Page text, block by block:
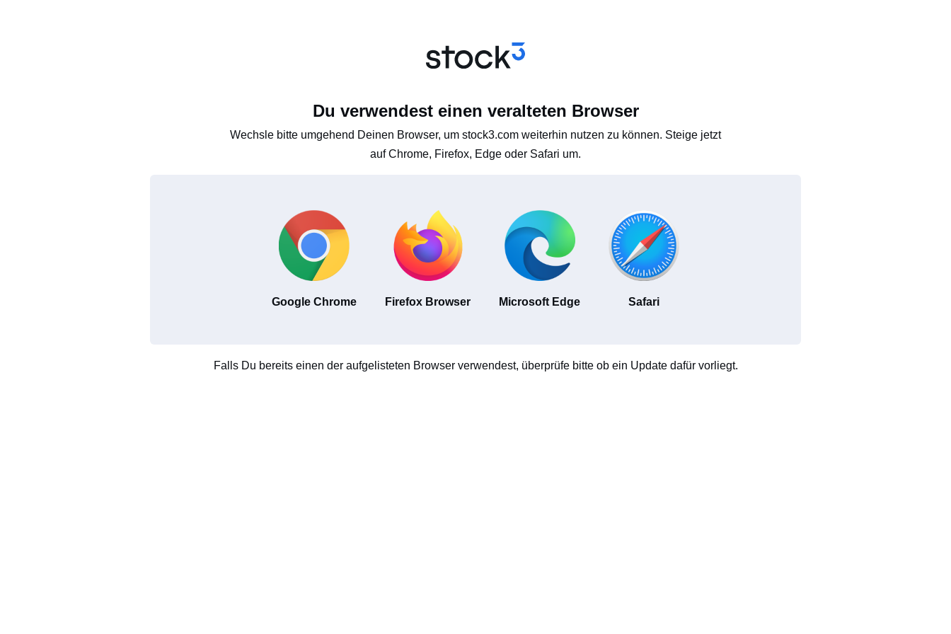
Du verwendest einen veralteten Browser
Wechsle bitte umgehend Deinen Browser, um stock3.com weiterhin nutzen zu können. Steige jetzt
auf Chrome, Firefox, Edge oder Safari um.
Google Chrome Firefox Browser Microsoft Edge Safari
Falls Du bereits einen der aufgelisteten Browser verwendest, überprüfe bitte ob ein Update dafür vorliegt.